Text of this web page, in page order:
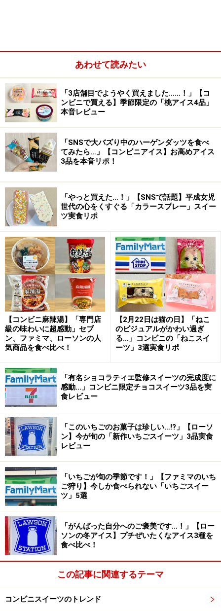
ピスタチオとラズベリーは、フランス菓子では定番の組み合
わせ
ピスタチオとラズベリーのアイスがマーブル状になって
いて、淡い色合いも特徴的です。フランス菓子では定番
素材の組み合わせですが、アイスとなると新鮮な印象を
受けますね。
ミルクと調和した、まろやかな味わい
ジェラートではなくアイスクリームなので、ミルク感もしっ
かりと感じられます
ピスタチオの香ばしい風味を前面に出したアイスも多い
なか、こちらはミルクの風味と調和したまろやかな味わ
い。なめらかな口どけで、口に入れた瞬間、ピスタチオ
の香りがじわ～っと広がっていきます。ラズベリーの酸
味もマイルドで、ピスタチオの風味を引き立てていま
す。
中からフルーティーな洋梨ソースがとろ
り！
ひと口サイズのアイスに、キャラメルと洋梨の香りが閉じ込
められています
一方、「キャラメル＆ポワール」は、個包装されている
ひと口アイス。パリッとしたキャラメルチョコのコーテ
ィングの中に、キャラメル風味のアイスと洋梨のソース
が包まれています。
キャラメルの甘みとコクのある味わいを楽しんだあと
に、洋梨のフルーティーな香りが広がって、後味はさわ
やかです。
あわせて読みたい
「3店舗目でようやく買えました……！」【コ
ンビニで買える】季節限定の「桃アイス4品」
本音レビュー
「SNSで大バズり中のハーゲンダッツを食べ
てみたら…」【コンビニアイス】お高めアイス
3品を本音リポ！
「やっと買えた…！」【SNSで話題】平成女児
世代の心をくすぐる「カラースプレー」スイー
ツ実食リポ
【コンビニ麻辣湯】「専門店
級の味わいに超感動」セブ
ン、ファミマ、ローソンの人
気商品を食べ比べ！
【2月22日は猫の日】「ねこ
のビジュアルがかわい過ぎ
る…」コンビニの「ねこスイ
ーツ」3選実食リポ
「有名ショコラティエ監修スイーツの完成度に
感動…」コンビニ限定チョコスイーツ3品を実
食レビュー
「このいちごのお菓子は珍しい…!?」【ローソ
ン】今が旬の「新作いちごスイーツ」3品実食
レビュー
「いちごが旬の季節です！」【ファミマのいち
ご狩り】今しか食べられない「いちごスイー
ツ」5選
「がんばった自分へのご褒美です…！」【ロー
ソンの冬アイス】プチぜいたくなアイス3種を
食べ比べ！
この記事に関連するテーマ
コンビニスイーツのトレンド